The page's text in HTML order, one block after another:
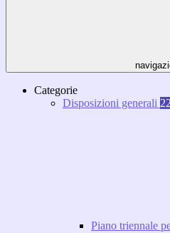
Categorie
Disposizioni generali 22
Piano triennale